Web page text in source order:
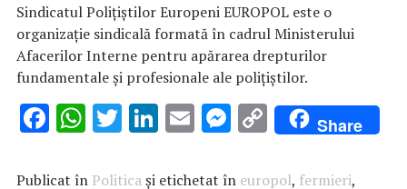
Sindicatul Polițiștilor Europeni EUROPOL este o
organizație sindicală formată în cadrul Ministerului
Afacerilor Interne pentru apărarea drepturilor
fundamentale și profesionale ale polițiștilor.
F
e
W
at
T
it
Li
k
E
ai
M
se
C
o
p
Share
Publicat în Politicași etichetat în europol, fermieri,